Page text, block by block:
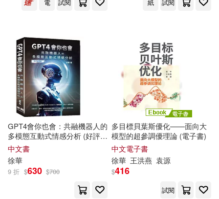
徐華軍(8) 徐華東（主編）(7)
徐華東(5)
徐華震(4)
徐華（主編）(4) 徐華亮(3)
徐華佗(3) 徐華康(3)
宮澤賢治(2)
展開
出版社 (可複選)
中國林業出版社(63)
朝華出版社(13)
清華大學出版社(13)
科學出版社(13)
北京工藝美術出版社(12)
展開
配送方式 (可複選)
電
試閱
紙
試閱
GPT4會你也會：共融機器人的
多模態互動式情感分析 (好評回
饋版)
中文書
徐華
9 折 $630 $700
多目標貝葉斯優化——面向大
模型的超參調優理論 (電子書)
中文電子書
徐華 王洪燕 袁源
$416
試閱